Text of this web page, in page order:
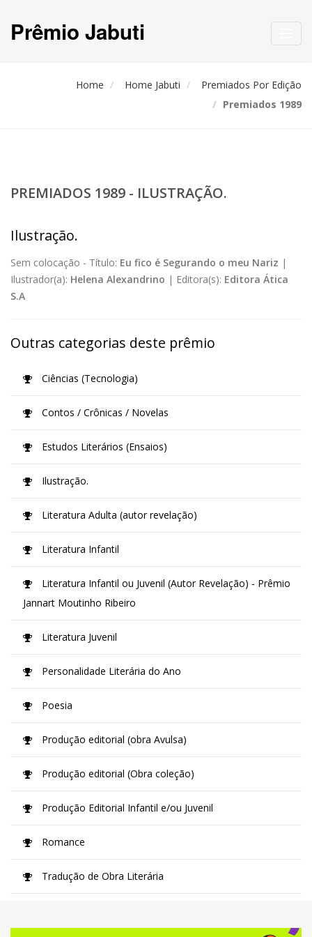
Prêmio Jabuti
Home Home Jabuti
Premiados Por Edição
Premiados 1989
PREMIADOS 1989 - ILUSTRAÇÃO.
Ilustração.
Sem colocação - Título: Eu fico é Segurando o meu Nariz |
Ilustrador(a): Helena Alexandrino | Editora(s): Editora Ática
S.A
Outras categorias deste prêmio
Ciências (Tecnologia)
Contos / Crônicas / Novelas
Estudos Literários (Ensaios)
Ilustração.
Literatura Adulta (autor revelação)
Literatura Infantil
Literatura Infantil ou Juvenil (Autor Revelação) - Prêmio
Jannart Moutinho Ribeiro
Literatura Juvenil
Personalidade Literária do Ano
Poesia
Produção editorial (obra Avulsa)
Produção editorial (Obra coleção)
Produção Editorial Infantil e/ou Juvenil
Romance
Tradução de Obra Literária